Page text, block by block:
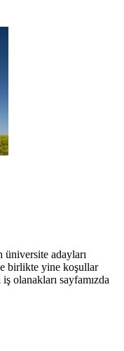
adayları
birlikte yine koşullar
olanakları sayfamızda